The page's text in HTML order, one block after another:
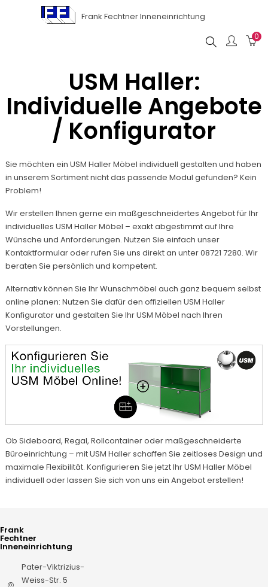
Frank Fechtner Inneneinrichtung
Suche 0
USM Haller:
Individuelle Angebote
/ Konfigurator
Sie möchten ein USM Haller Möbel individuell gestalten und haben
in unserem Sortiment nicht das passende Modul gefunden? Kein
Problem!
Wir erstellen Ihnen gerne ein maßgeschneidertes Angebot für Ihr
individuelles USM Haller Möbel – exakt abgestimmt auf Ihre
Wünsche und Anforderungen. Nutzen Sie einfach unser
Kontaktformularoder rufen Sie uns direkt an unter 08721 7280. Wir
beraten Sie persönlich und kompetent.
Alternativ können Sie Ihr Wunschmöbel auch ganz bequem selbst
online planen: Nutzen Sie dafür den offiziellen USM Haller
Konfiguratorund gestalten Sie Ihr USM Möbel nach Ihren
Vorstellungen.
Ob Sideboard, Regal, Rollcontainer oder maßgeschneiderte
Büroeinrichtung – mit USM Haller schaffen Sie zeitloses Design und
maximale Flexibilität. Konfigurieren Sie jetzt Ihr USM Haller Möbel
individuell oder lassen Sie sich von uns ein Angebot erstellen!
Frank
Fechtner
Inneneinrichtung
Pater-Viktrizius-
Weiss-Str. 5